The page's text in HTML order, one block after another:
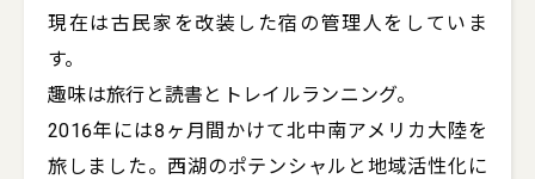
現在は古民家を改装した宿の管理人をしていま
す。
趣味は旅行と読書とトレイルランニング。
2016年には8ヶ月間かけて北中南アメリカ大陸を
旅しました。西湖のポテンシャルと地域活性化に